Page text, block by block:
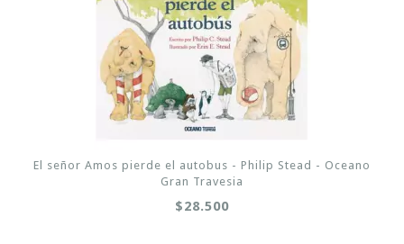
El señor Amos pierde el autobus - Philip Stead - Oceano
Gran Travesia
$28.500